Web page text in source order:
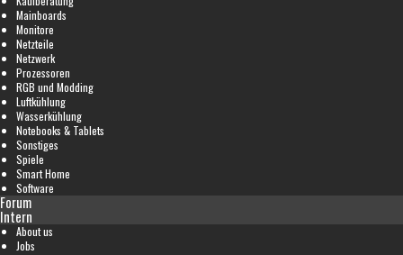
Mainboards
Monitore
Netzteile
Netzwerk
Prozessoren
RGB und Modding
Luftkühlung
Wasserkühlung
Notebooks & Tablets
Sonstiges
Spiele
Smart Home
Software
Forum
Intern
About us
Jobs